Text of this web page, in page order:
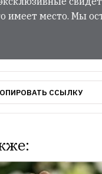
имеет место. Мы
ССЫЛКУ